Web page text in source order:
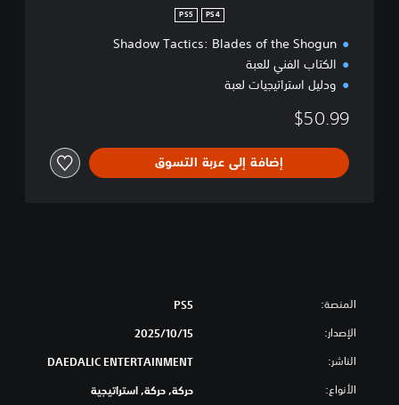
PS4
PS5
Shadow Tactics: Blades of the Shogun
الكتاب الفني للعبة
ودليل استراتيجيات لعبة
$50.99
إضافة إلى عربة التسوق
المنصة: PS5
الإصدار: 15‏/10‏/2025
الناشر: DAEDALIC ENTERTAINMENT
الأنواع: حركة, حركة, استراتيجية